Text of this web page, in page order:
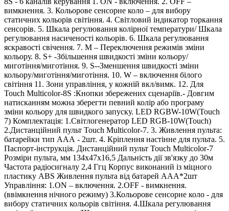
вимкнення. 3. Кольорове сенсорне коло – для вибору
статичних кольорів світіння. 4. Світловий індикатор торкання
сенсорів. 5. Шкала регулювання колірної температури/ Шкала
регулювання насиченості кольорів. 6. Шкала регулювання
яскравості свічення. 7. M – Переключення режимів зміни
кольору. 8. S+ -Збільшення швидкості зміни кольору/
миготіння/миготіння. 9. S--Зменшення швидкості зміни
кольору/миготіння/миготіння. 10. W – включення білого
світіння 11. Зони управління, у кожній вкл/вимк. 12. Для
Touch Multicolor-8S :Кнопки збережених сценаріїв.- Довгим
натисканням можна зберегти певний колір або програму
зміни кольору для швидкого запуску. LED RGBW-10W(Touch
7) Комплектація: 1.Світлогенератор LED RGB-10W(Touch)
2.Дистанційний пульт Touch Multicolor-7. 3. Живлення пульта:
батарейки тип ААА - 2шт. 4. Кріплення настінне для пульта. 5.
Паспорт-інструкція. Дистанційний пульт Touch Multicolor-7
Розміри пульта, мм 134х47х16,5 Дальність дії зв'язку до 30м
Частота радіосигналу 2,4 Ггц Корпус виконаний із міцного
пластику АВS Живлення пульта від батарей ААА*2шт
Управління: 1.ON – включення. 2.OFF - вимкнення.
(ввімкнення нічного режиму) 3.Кольорове сенсорне коло - для
вибору статичних кольорів світіння. 4.Шкала регулювання